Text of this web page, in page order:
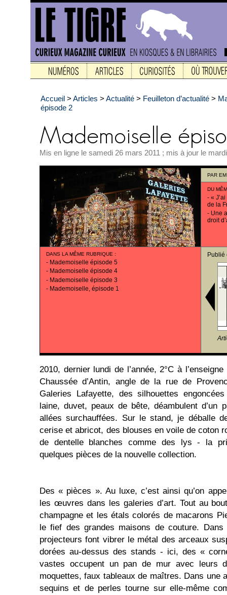
Accueil > Articles > Actualité > Feuilleton d’actualité >
épisode 2
Mis en ligne le samedi 26 mars 2011 ; mis à jour le
PAR
DU
- «
de la
- Une
droit
DANS LA MÊME RUBRIQUE :
- Mademoiselle épisode 5
- Mademoiselle épisode 4
- Mademoiselle épisode 3
- Mademoiselle, épisode 1
2010, dernier lundi de l’année, 2°C à
Chaussée d’Antin, angle de la rue de
Galeries Lafayette, des silhouettes
laine, duvet, peaux de bête, déambulent d’un
allées surchauffées. Sur le stand, je déballe
cerise et abricot, des blouses en voile de coton
de dentelle blanches comme des lys - la
quelques pièces de la nouvelle collection.
Des « pièces ». Au luxe, c’est ainsi qu’on
les œuvres dans les galeries d’art. Tout au
champagne et les étals colorés de macarons
le fief des grandes maisons de couture. Dans
projecteurs font vibrer le métal des arceaux
dorées au-dessus des stands - ici, des «
vastes occupent un pan de mur avec leurs
moquettes, faux tableaux de maîtres. Dans une
sequins et de perles tourne sur elle-même